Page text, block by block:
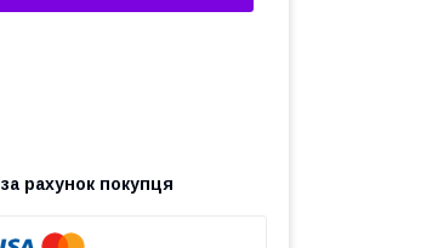
за рахунок покупця